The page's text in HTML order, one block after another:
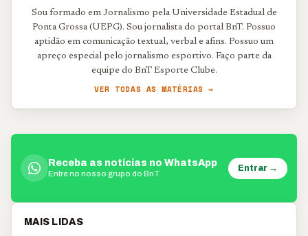
Sou formado em Jornalismo pela Universidade Estadual de
Ponta Grossa (UEPG). Sou jornalista do portal BnT. Possuo
aptidão em comunicação textual, verbal e afins. Possuo um
apreço especial pelo jornalismo esportivo. Faço parte da
equipe do BnT Esporte Clube.
VER TODAS AS MATÉRIAS →
Receba as notícias no WhatsApp
Entre no nosso grupo do BnT
Entrar →
MAIS LIDAS